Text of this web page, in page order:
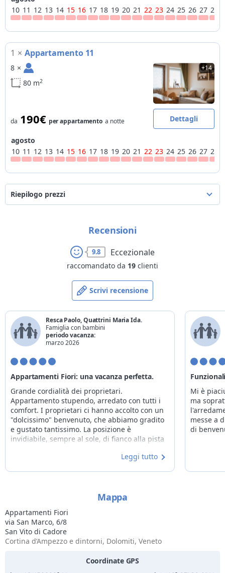
10 11 12 13 14 15 16 17 18 19 20 21 22 23 24 25 26 27 28
1 × Appartamento 11
8 ×
80 m2
+14
da 190€ per appartamento a notte Dettagli
agosto
10 11 12 13 14 15 16 17 18 19 20 21 22 23 24 25 26 27 28
Riepilogo prezzi
11/10/2026Recensioni
9.8 Eccezionale
raccomandato da 19 clienti
Scrivi recensione
Resca Paolo, Quattrini Maria Ida.
Famiglia con bambini
periodo vacanza:
marzo 2026
Appartamenti Fiori: una vacanza perfetta.
Grande cordialità dei proprietari.
Appartamento stupendo, arredato con tutti i
comfort. I proprietari ci hanno accolto con un
"dolcissimo" benvenuto, che abbiamo gradito
e gustato tantissimo. La posizione è
invidiabile, sempre al sole, di fianco alla pista
scio di potermi divertire, passeggiando in
Leggi tutto
Mi è
ma
messe a
di
Mappa
Appartamenti Fiori
via San Marco, 6/8
San Vito di Cadore
Cortina d’Ampezzo e dintorni, Dolomiti, Veneto
Coordinate GPS